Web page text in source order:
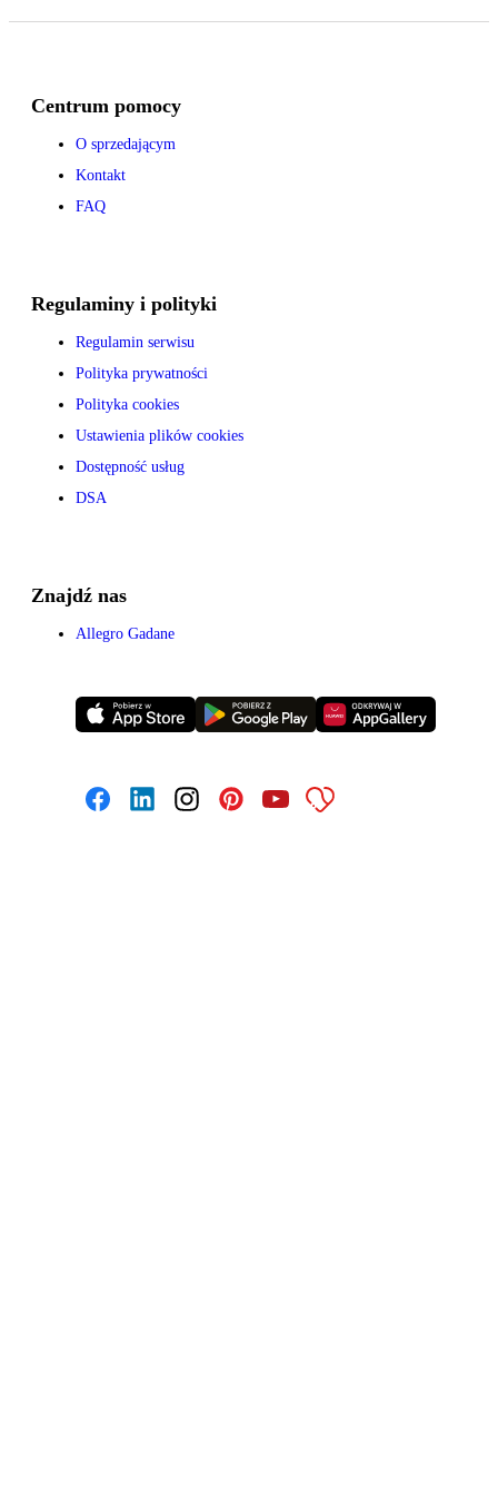
Centrum pomocy
O sprzedającym
Kontakt
FAQ
Regulaminy i polityki
Regulamin serwisu
Polityka prywatności
Polityka cookies
Ustawienia plików cookies
Dostępność usług
DSA
Znajdź nas
Allegro Gadane